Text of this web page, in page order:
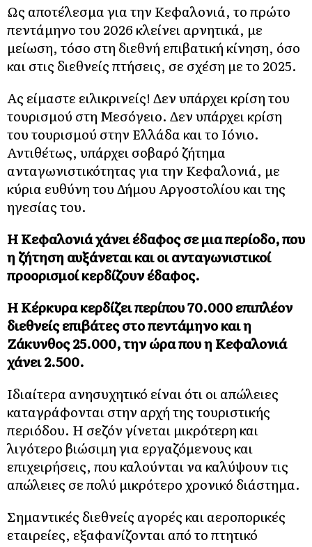
Ως αποτέλεσμα για την Κεφαλονιά, το πρώτο
πεντάμηνο του 2026 κλείνειαρνητικά, με
μείωση, τόσο στη διεθνή επιβατική κίνηση, όσο
και στις διεθνείς πτήσεις, σε σχέση με το 2025.
Ας είμαστε ειλικρινείς! Δεν υπάρχει κρίση του
τουρισμού στη Μεσόγειο. Δεν υπάρχει κρίση
του τουρισμού στην Ελλάδα και το Ιόνιο.
Αντιθέτως, υπάρχει σοβαρό ζήτημα
ανταγωνιστικότητας για την Κεφαλονιά, με
κύρια ευθύνη του Δήμου Αργοστολίου και της
ηγεσίας του.
Η Κεφαλονιά χάνει έδαφος σε μια περίοδο, που
η ζήτηση αυξάνεται και οι ανταγωνιστικοί
προορισμοί κερδίζουν έδαφος.
Η Κέρκυρα κερδίζει περίπου 70.000 επιπλέον
διεθνείς επιβάτες στο πεντάμηνο και η
Ζάκυνθος 25.000, την ώρα που η Κεφαλονιά
χάνει 2.500.
Ιδιαίτερα ανησυχητικό είναι ότι οι απώλειες
καταγράφονται στην αρχή της τουριστικής
περιόδου. Η σεζόν γίνεται μικρότερη και
λιγότερο βιώσιμηγια εργαζόμενους και
επιχειρήσεις, που καλούνται να καλύψουν τις
απώλειες σε πολύ μικρότερο χρονικό διάστημα.
Σημαντικές διεθνείς αγορές και αεροπορικές
εταιρείες, εξαφανίζονταιαπό το πτητικό